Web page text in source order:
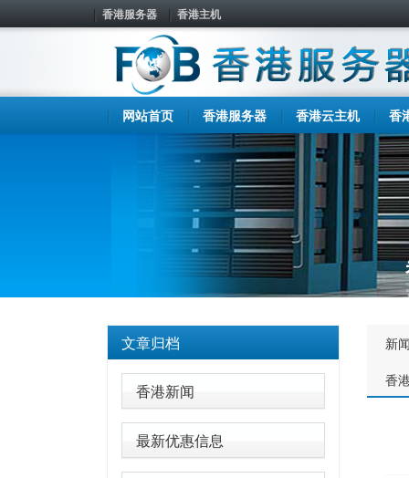
香港服务器 香港主机
网站首页 香港服务器 香港云主机 香
文章归档
香港新闻
最新优惠信息
新
香